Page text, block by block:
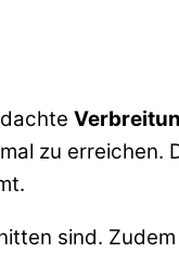
zu erreichen.
sind.